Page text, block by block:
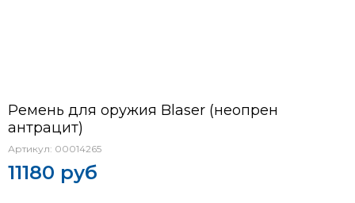
Ремень для оружия Blaser (неопрен
антрацит)
Артикул: 00014265
11180 руб